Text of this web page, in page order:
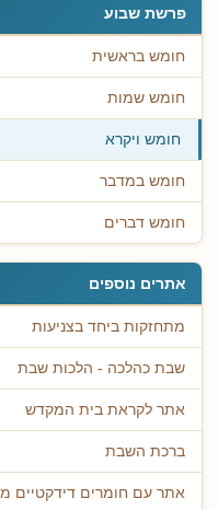
פרשת שבוע
חומש בראשית
חומש שמות
חומש ויקרא
חומש במדבר
חומש דברים
אתרים נוספים
מתחזקות ביחד בצניעות
שבת כהלכה - הלכות שבת
אתר לקראת בית המקדש
ברכת השבת
אתר עם חומרים דידקטיים